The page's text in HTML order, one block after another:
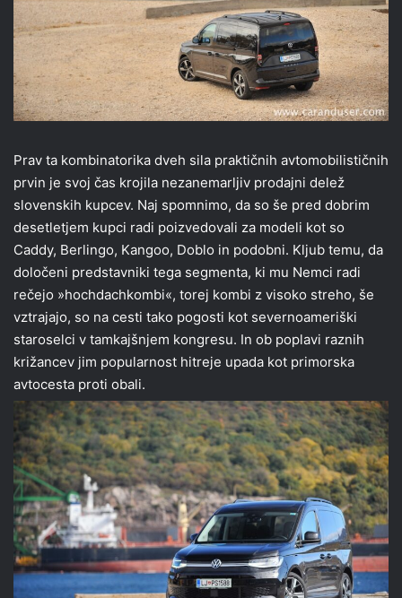
Prav ta kombinatorika dveh sila praktičnih avtomobilističnih
prvin je svoj čas krojila nezanemarljiv prodajni delež
slovenskih kupcev. Naj spomnimo, da so še pred dobrim
desetletjem kupci radi poizvedovali za modeli kot so
Caddy, Berlingo, Kangoo, Doblo in podobni. Kljub temu, da
določeni predstavniki tega segmenta, ki mu Nemci radi
rečejo »hochdachkombi«, torej kombi z visoko streho, še
vztrajajo, so na cesti tako pogosti kot severnoameriški
staroselci v tamkajšnjem kongresu. In ob poplavi raznih
križancev jim popularnost hitreje upada kot primorska
avtocesta proti obali.